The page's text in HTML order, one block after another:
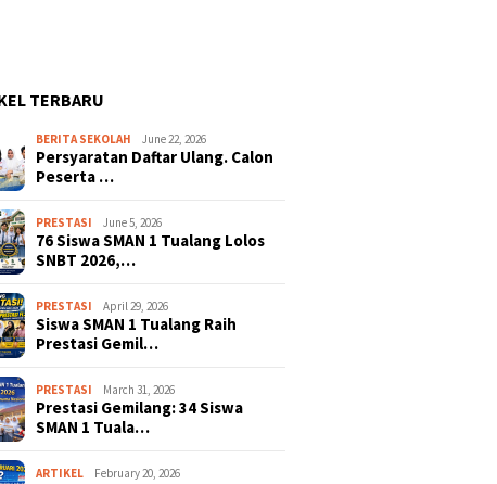
TERBARU
BERITA SEKOLAH June 22, 2026
Persyaratan Daftar Ulang. Calon
Peserta …
PRESTASI June 5, 2026
76 Siswa SMAN 1 Tualang Lolos
SNBT 2026,…
PRESTASI April 29, 2026
Siswa SMAN 1 Tualang Raih
Prestasi Gemil…
PRESTASI March 31, 2026
Prestasi Gemilang: 34 Siswa
SMAN 1 Tuala…
ARTIKEL February 20, 2026